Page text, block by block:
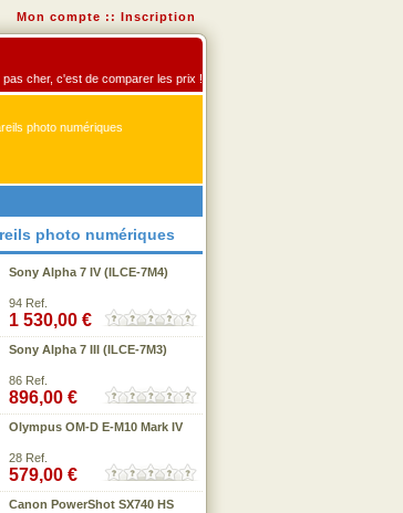
Mon compte :: Inscription
cher, c'est de comparer les prix !
photo numériques
photo numériques
Sony Alpha 7 IV (ILCE-7M4)
94 Ref.
1 530,00 €
Sony Alpha 7 III (ILCE-7M3)
86 Ref.
896,00 €
Olympus OM-D E-M10 Mark IV
28 Ref.
579,00 €
Canon PowerShot SX740 HS